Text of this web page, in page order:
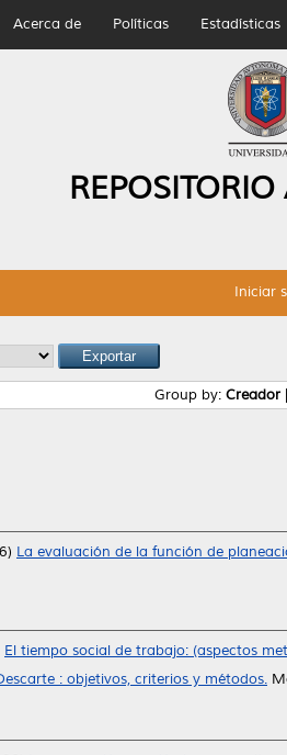
Acerca de Políticas Estadísticas
Iniciar
Group by: Creador
La evaluación de la función de
El tiempo social de trabajo: (aspectos
: objetivos, criterios y métodos.